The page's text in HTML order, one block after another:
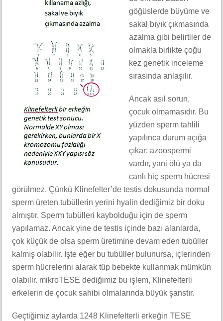
göğüslerde büyüme ve
sakal bıyık çıkmasında
azalma gibi belirtiler de
olmakla birlikte çoğu
kez genetik inceleme
sırasında anlaşılır.
Ancak asıl sorun,
çocuk olmamasıdır. Bu
yüzden sperm tahlili
yapılınca durum açığa
çıkar: azoospermi
vardır, yani ölü ya da
canlı hiç sperm hücresi
görülmez. Çünkü Klinefelter’de testis dokusunda normal
sperm üreten tubüllerin yerini hyalin dediğimiz bir doku
almıştır. Sperm tubülleri kaybolduğu için de sperm
yapılamaz. Ancak yine de testis içinde bazı alanlarda,
çok küçük de olsa sperm üretimine devam eden tubüller
kalmış olabilir. İşte eğer bu tubüller bulunursa, içlerinden
sperm hücrelerini alarak tüp bebekte kullanmak mümkün
olabilir. mikroTESE dediğimiz bu işlem, Klinefelterli
erkelerin de çocuk sahibi olmalarında büyük şanstır.
Geçtiğimiz aylarda 1248 Klinefelterli erkeğin TESE